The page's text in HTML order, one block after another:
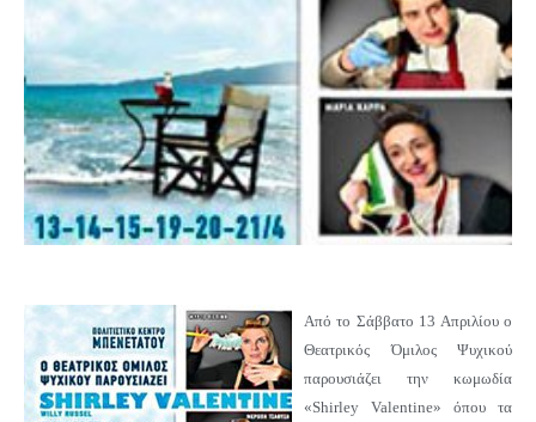
Από το Σάββατο 13 Απριλίου ο
Θεατρικός Όμιλος Ψυχικού
παρουσιάζει την κωμωδία
«Shirley Valentine» όπου τα